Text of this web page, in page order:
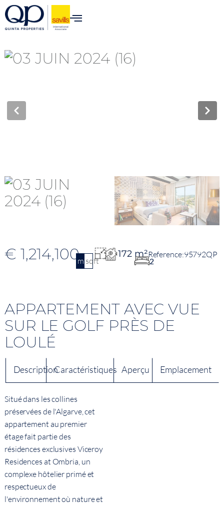
€ 1,214,100m2sqft
172 m²
2
95792QP
APPARTEMENT AVEC VUE
SUR LE GOLF PRÈS DE
LOULÉ
DescriptionCaractéristiques Aperçu Emplacement
Situé dans les collines
préservées de l'Algarve, cet
appartement au premier
étage fait partie des
résidences exclusives Viceroy
Residences at Ombria, un
complexe hôtelier primé et
respectueux de
l'environnement où nature et